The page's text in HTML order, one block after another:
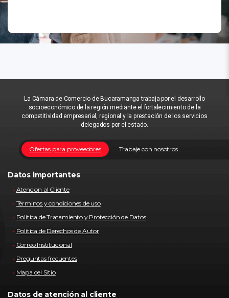
La Cámara de Comercio de Bucaramanga trabaja por el desarrollo
socioeconómico de la región mediante el fortalecimiento de la
competitividad empresarial, regional y la prestación de los servicios
delegados por el estado.
Trabaje con nosotros
Ofertas para proveedores
Datos importantes
Atencion al Cliente
Términos y condiciones de uso
Política de Tratamiento y Protección de Datos
Política de Derechos de Autor
Correo Institucional
Preguntas frecuentes
Mapa del Sitio
Datos de atención al cliente